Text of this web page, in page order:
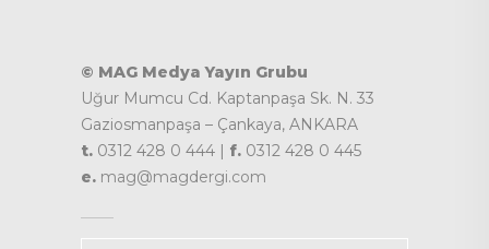
© MAG Medya Yayın Grubu
Uğur Mumcu Cd. Kaptanpaşa Sk. N. 33
Gaziosmanpaşa – Çankaya, ANKARA
t. 0312 428 0 444 | f. 0312 428 0 445
e. mag@magdergi.com